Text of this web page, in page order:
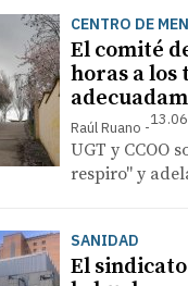
CENTRO DE
El comité
horas a los
Raúl Ruano
UGT y CCOO
respiro" y
SANIDAD
El